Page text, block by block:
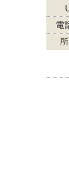
電